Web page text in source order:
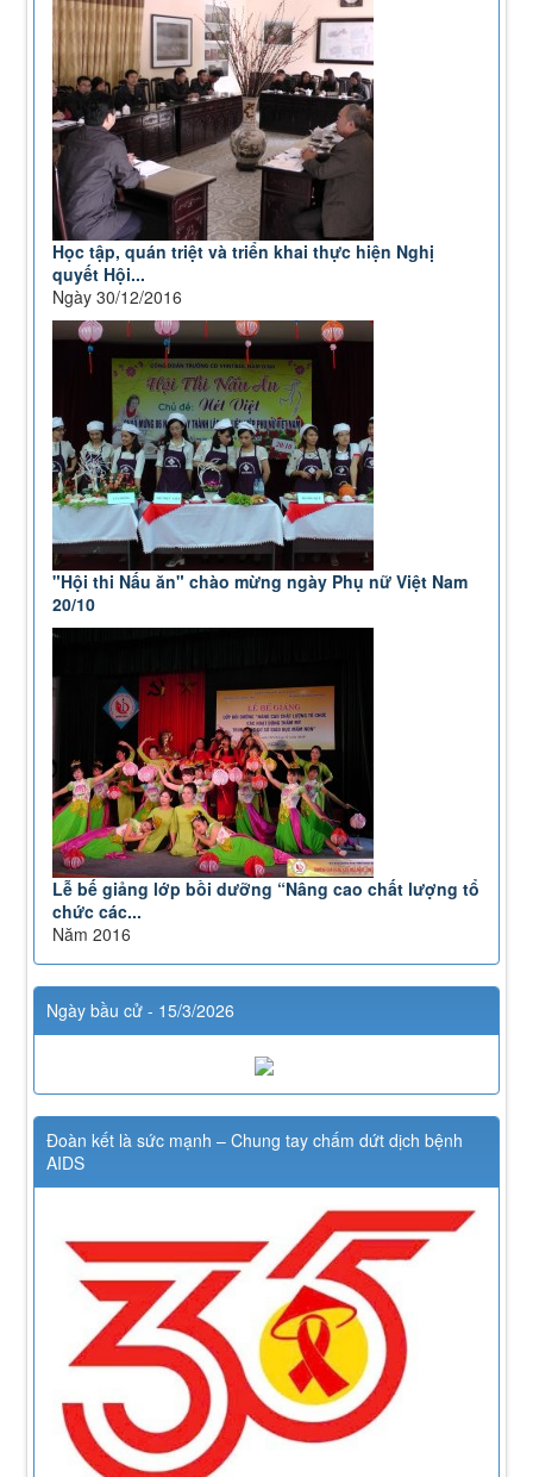
học phí, hỗ trợ chi phí học tập và giá dịch vụ trong
lĩnh vực giáo dục, đào tạo
Lượt xem:347 | lượt tải:224
71-NQ/TW
Nghị quyết số 71-NQ/TWcủa Bộ Chính trị về đột phá
phát triển giáo dục và đào tạo
Lượt xem:514 | lượt tải:0
08/2025/TT-BGDĐT
Thông tư số 08/2025/TT-BGDĐT của Bộ Giáo dục và
Đào tạo: Quy định thời hạn lưu trữ hồ sơ, tài liệu
thuộc lĩnh vực giáo dục và đào tạo
Lượt xem:573 | lượt tải:0
Học tập, quán triệt và triển khai thực hiện Nghị
quyết Hội...
Ngày 30/12/2016
"Hội thi Nấu ăn" chào mừng ngày Phụ nữ Việt Nam
20/10
Lễ bế giảng lớp bồi dưỡng “Nâng cao chất lượng tổ
chức các...
Năm 2016
Ngày bầu cử - 15/3/2026
Đoàn kết là sức mạnh – Chung tay chấm dứt dịch bệnh
AIDS